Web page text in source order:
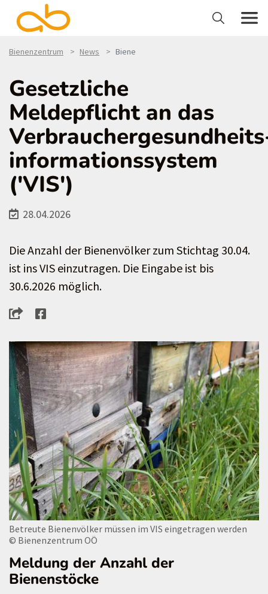
Bienenzentrum News Biene
Gesetzliche
Meldepflicht an das
informationssystem
('VIS')
28.04.2026
Die Anzahl der Bienenvölker zum Stichtag 30.04.
ist ins VIS einzutragen. Die Eingabe ist bis
30.6.2026 möglich.
Betreute Bienenvölker müssen im VIS eingetragen werden
© Bienenzentrum OÖ
Meldung der Anzahl der
Bienenstöcke